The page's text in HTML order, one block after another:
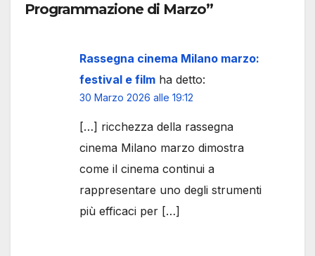
Programmazione di Marzo”
Rassegna cinema Milano marzo:
festival e film ha detto:
30 Marzo 2026 alle 19:12
[…] ricchezza della rassegna
cinema Milano marzo dimostra
come il cinema continui a
rappresentare uno degli strumenti
più efficaci per […]